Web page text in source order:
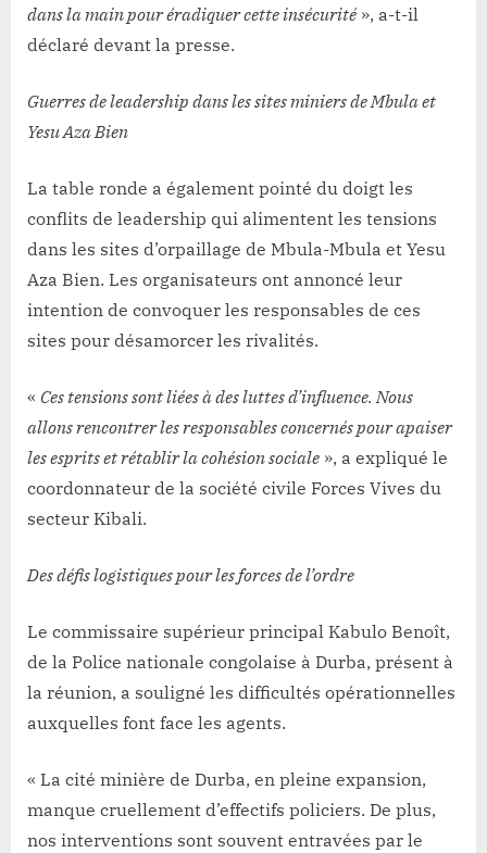
dans la main pour éradiquer cette insécurité », a-t-il
déclaré devant la presse.
Guerres de leadership dans les sites miniers de Mbula et
Yesu Aza Bien
La table ronde a également pointé du doigt les
conflits de leadership qui alimentent les tensions
dans les sites d’orpaillage de Mbula-Mbula et Yesu
Aza Bien. Les organisateurs ont annoncé leur
intention de convoquer les responsables de ces
sites pour désamorcer les rivalités.
« Ces tensions sont liées à des luttes d’influence. Nous
allons rencontrer les responsables concernés pour apaiser
les esprits et rétablir la cohésion sociale », a expliqué le
coordonnateur de la société civile Forces Vives du
secteur Kibali.
Des défis logistiques pour les forces de l’ordre
Le commissaire supérieur principal Kabulo Benoît,
de la Police nationale congolaise à Durba, présent à
la réunion, a souligné les difficultés opérationnelles
auxquelles font face les agents.
« La cité minière de Durba, en pleine expansion,
manque cruellement d’effectifs policiers. De plus,
nos interventions sont souvent entravées par le